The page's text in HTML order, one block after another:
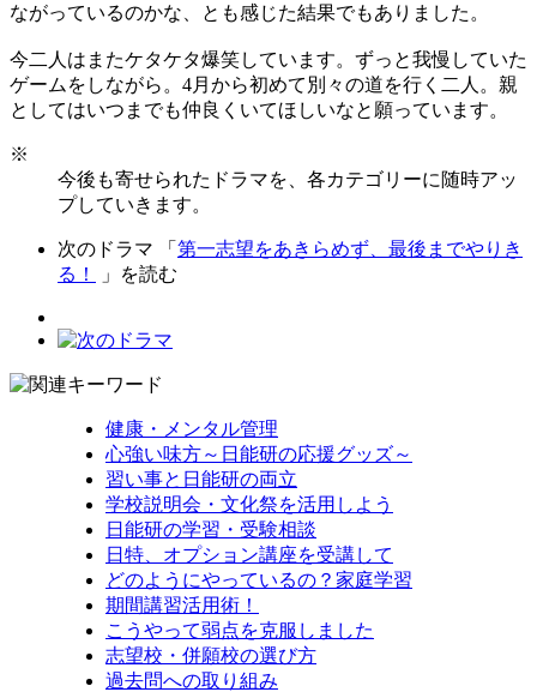
ながっているのかな、とも感じた結果でもありました。
今二人はまたケタケタ爆笑しています。ずっと我慢していた
ゲームをしながら。4月から初めて別々の道を行く二人。親
としてはいつまでも仲良くいてほしいなと願っています。
※
今後も寄せられたドラマを、各カテゴリーに随時アッ
プしていきます。
次のドラマ 「 第一志望をあきらめず、最後までやりき
る！
」を読む
健康・メンタル管理
心強い味方～日能研の応援グッズ～
習い事と日能研の両立
学校説明会・文化祭を活用しよう
日能研の学習・受験相談
日特、オプション講座を受講して
どのようにやっているの？家庭学習
期間講習活用術！
こうやって弱点を克服しました
志望校・併願校の選び方
過去問への取り組み